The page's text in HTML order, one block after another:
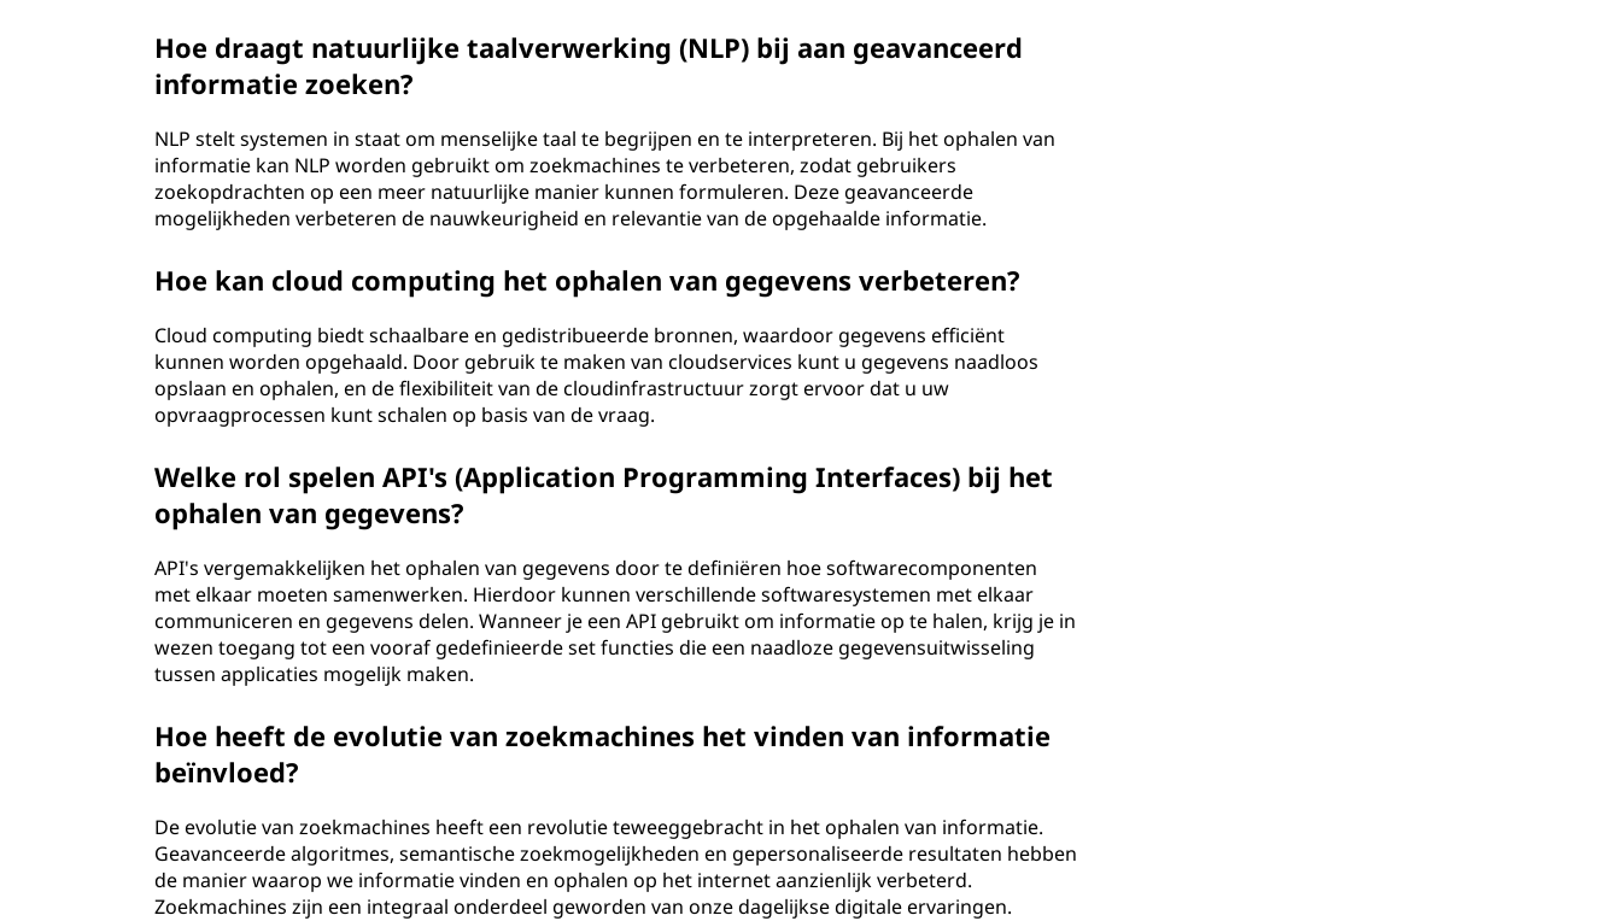
Hoe draagt natuurlijke taalverwerking (NLP) bij aan geavanceerd
informatie zoeken?
NLP stelt systemen in staat om menselijke taal te begrijpen en te interpreteren. Bij het ophalen van
informatie kan NLP worden gebruikt om zoekmachines te verbeteren, zodat gebruikers
zoekopdrachten op een meer natuurlijke manier kunnen formuleren. Deze geavanceerde
mogelijkheden verbeteren de nauwkeurigheid en relevantie van de opgehaalde informatie.
Hoe kan cloud computing het ophalen van gegevens verbeteren?
Cloud computing biedt schaalbare en gedistribueerde bronnen, waardoor gegevens efficiënt
kunnen worden opgehaald. Door gebruik te maken van cloudservices kunt u gegevens naadloos
opslaan en ophalen, en de flexibiliteit van de cloudinfrastructuur zorgt ervoor dat u uw
opvraagprocessen kunt schalen op basis van de vraag.
Welke rol spelen API's (Application Programming Interfaces) bij het
ophalen van gegevens?
API's vergemakkelijken het ophalen van gegevens door te definiëren hoe softwarecomponenten
met elkaar moeten samenwerken. Hierdoor kunnen verschillende softwaresystemen met elkaar
communiceren en gegevens delen. Wanneer je een API gebruikt om informatie op te halen, krijg je in
wezen toegang tot een vooraf gedefinieerde set functies die een naadloze gegevensuitwisseling
tussen applicaties mogelijk maken.
Hoe heeft de evolutie van zoekmachines het vinden van informatie
beïnvloed?
De evolutie van zoekmachines heeft een revolutie teweeggebracht in het ophalen van informatie.
Geavanceerde algoritmes, semantische zoekmogelijkheden en gepersonaliseerde resultaten hebben
de manier waarop we informatie vinden en ophalen op het internet aanzienlijk verbeterd.
Zoekmachines zijn een integraal onderdeel geworden van onze dagelijkse digitale ervaringen.